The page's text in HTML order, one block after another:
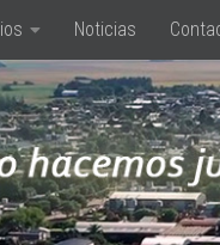
Noticias